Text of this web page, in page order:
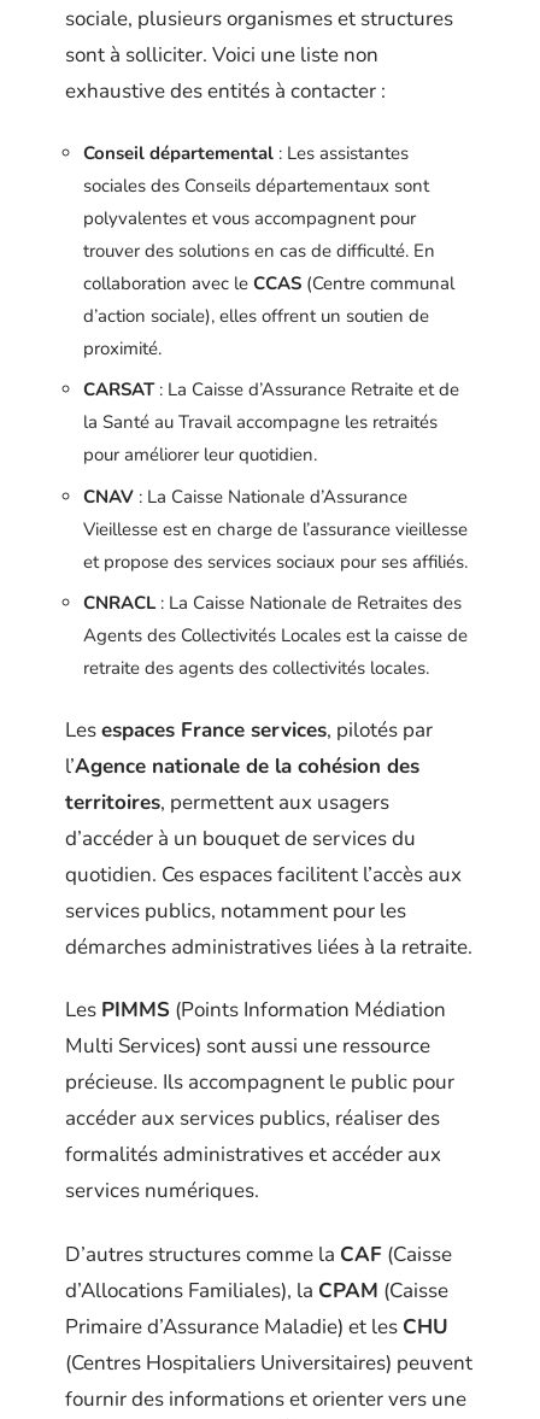
sociale, plusieurs organismes et structures
sont à solliciter. Voici une liste non
exhaustive des entités à contacter :
Conseil départemental : Les assistantes
sociales des Conseils départementaux sont
polyvalentes et vous accompagnent pour
trouver des solutions en cas de difficulté. En
collaboration avec le CCAS (Centre communal
d’action sociale), elles offrent un soutien de
proximité.
CARSAT: La Caisse d’Assurance Retraite et de
la Santé au Travail accompagne les retraités
pour améliorer leur quotidien.
CNAV : La Caisse Nationale d’Assurance
Vieillesse est en charge de l’assurance vieillesse
et propose des services sociaux pour ses affiliés.
CNRACL: La Caisse Nationale de Retraites des
Agents des Collectivités Locales est la caisse de
retraite des agents des collectivités locales.
Lesespaces France services, pilotés par
l’Agence nationale de la cohésion des
territoires, permettent aux usagers
d’accéder à un bouquet de services du
quotidien. Ces espaces facilitent l’accès aux
services publics, notamment pour les
démarches administratives liées à la retraite.
Les PIMMS (Points Information Médiation
Multi Services) sont aussi une ressource
précieuse. Ils accompagnent le public pour
accéder aux services publics, réaliser des
formalités administratives et accéder aux
services numériques.
D’autres structures comme la CAF (Caisse
d’Allocations Familiales), la CPAM (Caisse
Primaire d’Assurance Maladie) et les CHU
(Centres Hospitaliers Universitaires) peuvent
fournir des informations et orienter vers une